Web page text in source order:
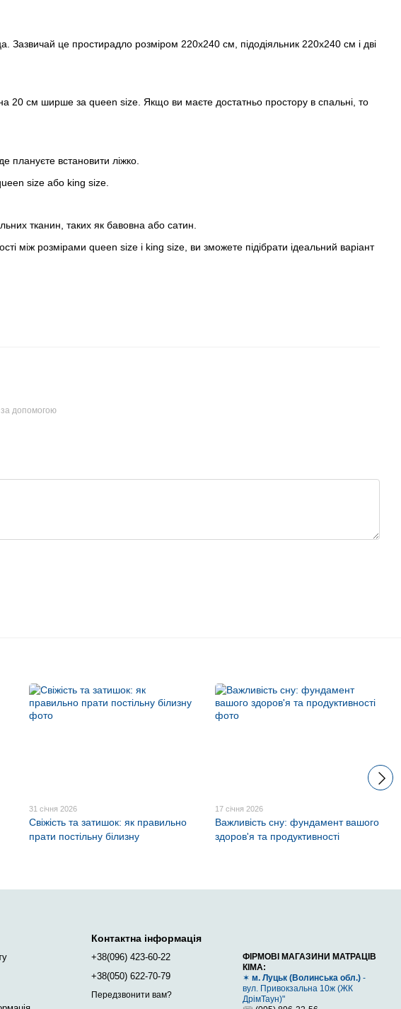
Зазвичай це простирадло розміром 220х240 см, підодіяльник 220х240 см і дві
20 см ширше за queen size. Якщо ви маєте достатньо простору в спальні, то
плануєте встановити ліжко.
size або king size.
тканин, таких як бавовна або сатин.
між розмірами queen size і king size, ви зможете підібрати ідеальний варіант
за допомогою
31 січня 2026
Свіжість та затишок: як правильно
прати постільну білизну
17 січня 2026
Важливість сну: фундамент вашого
здоров'я та продуктивності
Контактна інформація
+38(096) 423-60-22
+38(050) 622-70-79
Передзвонити вам?
ФІРМОВІ МАГАЗИНИ МАТРАЦІВ
КІМА:
✶ м. Луцьк (Волинська обл.) -
вул. Привокзальна 10ж (ЖК
ДрімТаун)"